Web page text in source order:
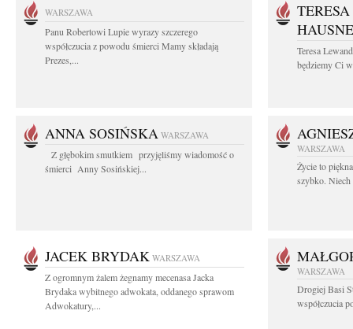
WARSZAWA
Panu Robertowi Lupie wyrazy szczerego
współczucia z powodu śmierci Mamy składają
Prezes,...
Teresa
będziemy Ci
ANNA SOSIŃSKA WARSZAWA
Z głębokim smutkiem przyjęliśmy wiadomość o
śmierci Anny Sosińskiej...
WARSZAWA
Życie to
szybko. Niech
JACEK BRYDAK WARSZAWA
Z ogromnym żalem żegnamy mecenasa Jacka
Brydaka wybitnego adwokata, oddanego sprawom
Adwokatury,...
WARSZAWA
Drogiej Basi
współczucia